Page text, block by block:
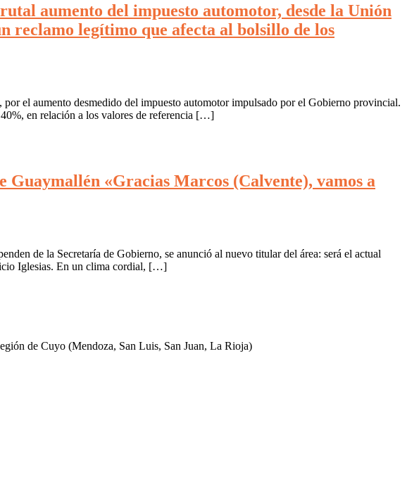
aumento del impuesto automotor, desde la Unión
reclamo legítimo que afecta al bolsillo de los
el aumento desmedido del impuesto automotor impulsado por el Gobierno provincial.
en relación a los valores de referencia […]
«Gracias Marcos (Calvente), vamos a
de la Secretaría de Gobierno, se anunció al nuevo titular del área: será el actual
Iglesias. En un clima cordial, […]
de Cuyo (Mendoza, San Luis, San Juan, La Rioja)